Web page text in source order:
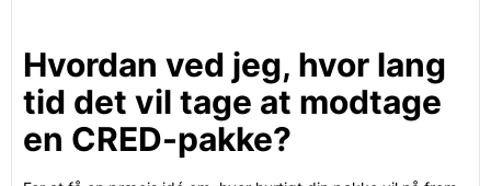
Hvordan ved jeg, hvor lang
tid det vil tage at modtage
en CRED-pakke?